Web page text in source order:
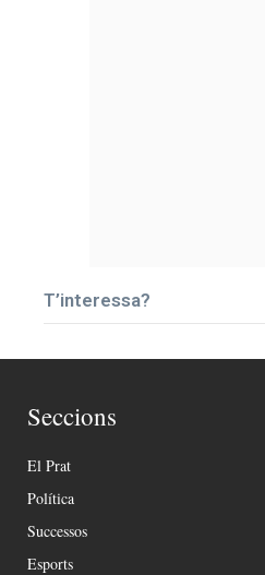
T’interessa?
Seccions
El Prat
Política
Successos
Esports